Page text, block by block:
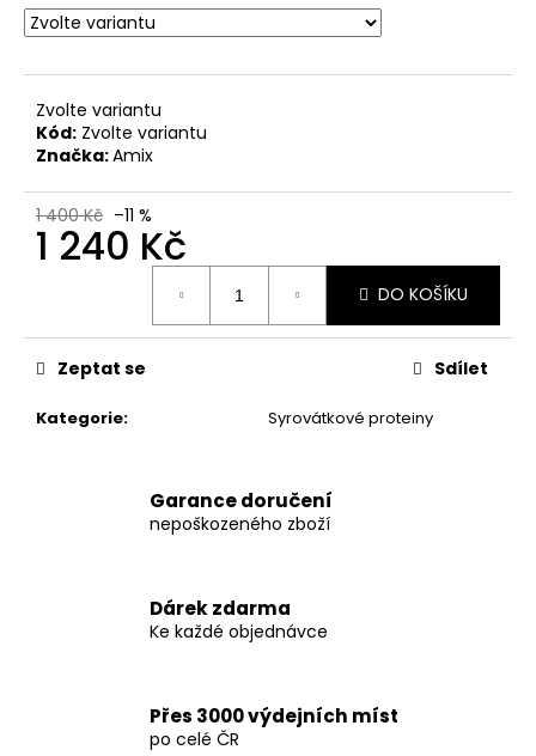
Zvolte variantu
Kód: Zvolte variantu
Značka:Amix
1 400 Kč –11 %
1 240 Kč
DO KOŠÍKU
Kategorie: Syrovátkové proteiny
Zeptat se Sdílet
Garance doručení
nepoškozeného zboží
Dárek zdarma
Ke každé objednávce
Přes 3000 výdejních míst
po celé ČR
D
o
p
o
u
u
INNOVATIVE
DIET